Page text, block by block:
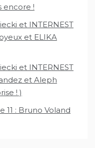
encore !
et INTERNEST
et ELIKA
et INTERNEST
et Aleph
! )
11 : Bruno Voland